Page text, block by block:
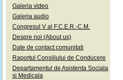
Galeria video
Galeria audio
Congresul V al F.C.E.R.-C.M.
Despre noi (About us)
Date de contact comunitati
Raportul Consiliului de Conducere
Departamentul de Asistenta Sociala
si Medicala